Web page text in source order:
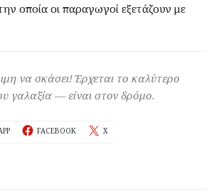
οποία οι παραγωγοί εξετάζουν με
να σκάσει! Έρχεται το καλύτερο
γαλαξία — είναι στον δρόμο.
FACEBOOK X